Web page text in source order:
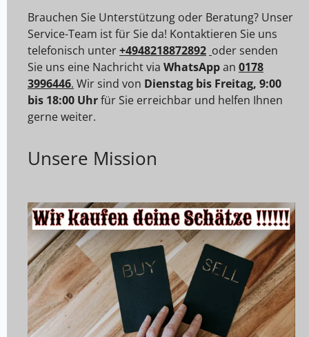
Brauchen Sie Unterstützung oder Beratung? Unser
Service-Team ist für Sie da! Kontaktieren Sie uns
telefonisch unter+4948218872892 oder senden
Sie uns eine Nachricht via WhatsAppan 0178
3996446. Wir sind von Dienstag bis Freitag, 9:00
bis 18:00 Uhrfür Sie erreichbar und helfen Ihnen
gerne weiter.
Unsere Mission